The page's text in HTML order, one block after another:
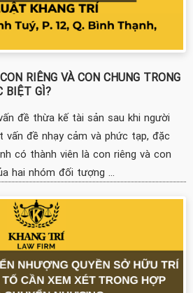
RIÊNG VÀ CON CHUNG TRONG
BIỆT GÌ?
đề thừa kế tài sản sau khi người
vấn đề nhạy cảm và phức tạp, đặc
có thành viên là con riêng và con
hai nhóm đối tượng ...